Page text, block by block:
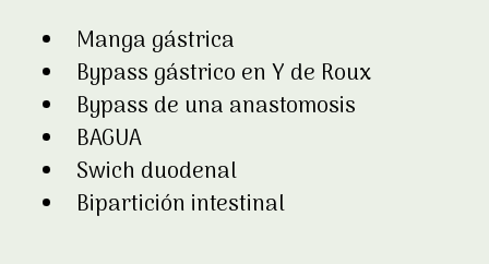
Manga gástrica
Bypass gástrico en Y de Roux
Bypass de una anastomosis
BAGUA
Swich duodenal
Bipartición intestinal